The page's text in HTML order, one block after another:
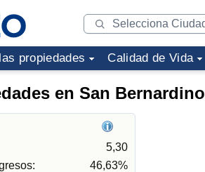
propiedades Calidad de Vida
en San Bernardino
5,30
46,63%